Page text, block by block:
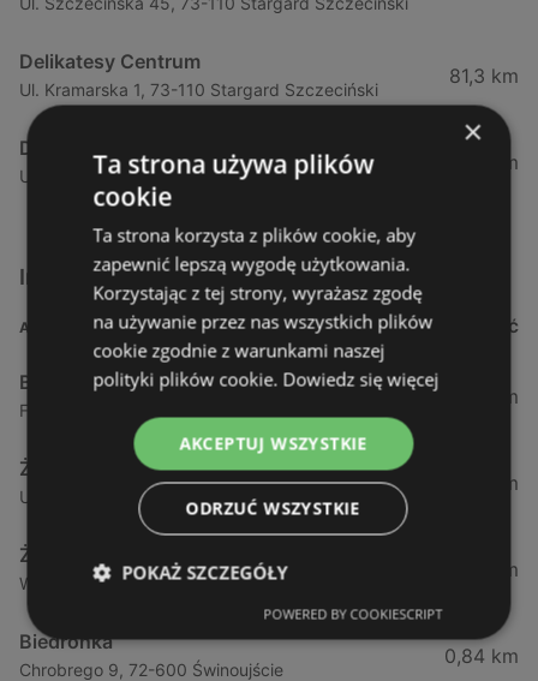
Delikatesy Centrum
Ul. Kramarska 1, 73-110 Stargard Szczeciński
81,3 km
Delikatesy Centrum
Ul. Wylotowa 12a, 78-100 Kołobrzeg
88,76 km
Inne sklepy Supermarkety w pobliżu
ADRES ODLEGŁOŚĆ
Biedronka
Fińska 4, 72-602 Świnoujście
0,23 km
Żabka
Ul. Barlickiego 4d / 2, 72-602 Świnoujście
0,64 km
Żabka
Wybrzeze Władysława Iv 11, 72-600 Świnoujście
0,74 km
Biedronka
Chrobrego 9, 72-600 Świnoujście
0,84 km
×
Ta strona używa plików
cookie
Ta strona korzysta z plików cookie, aby
zapewnić lepszą wygodę użytkowania.
Korzystając z tej strony, wyrażasz zgodę
na używanie przez nas wszystkich plików
cookie zgodnie z warunkami naszej
polityki plików cookie. Dowiedz się więcej
AKCEPTUJ WSZYSTKIE
ODRZUĆ WSZYSTKIE
POKAŻ SZCZEGÓŁY
POWERED BY COOKIESCRIPT